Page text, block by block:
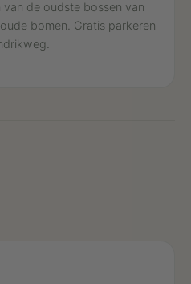
de oudste bossen van
bomen. Gratis parkeren